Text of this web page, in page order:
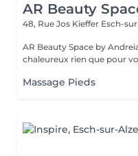
AR Beauty
48, Rue Jos Kieffer Esch-
AR Beauty Space by Andreia Un petit cocon cozy, simple
chaleureux rien que pour
Massage Pieds